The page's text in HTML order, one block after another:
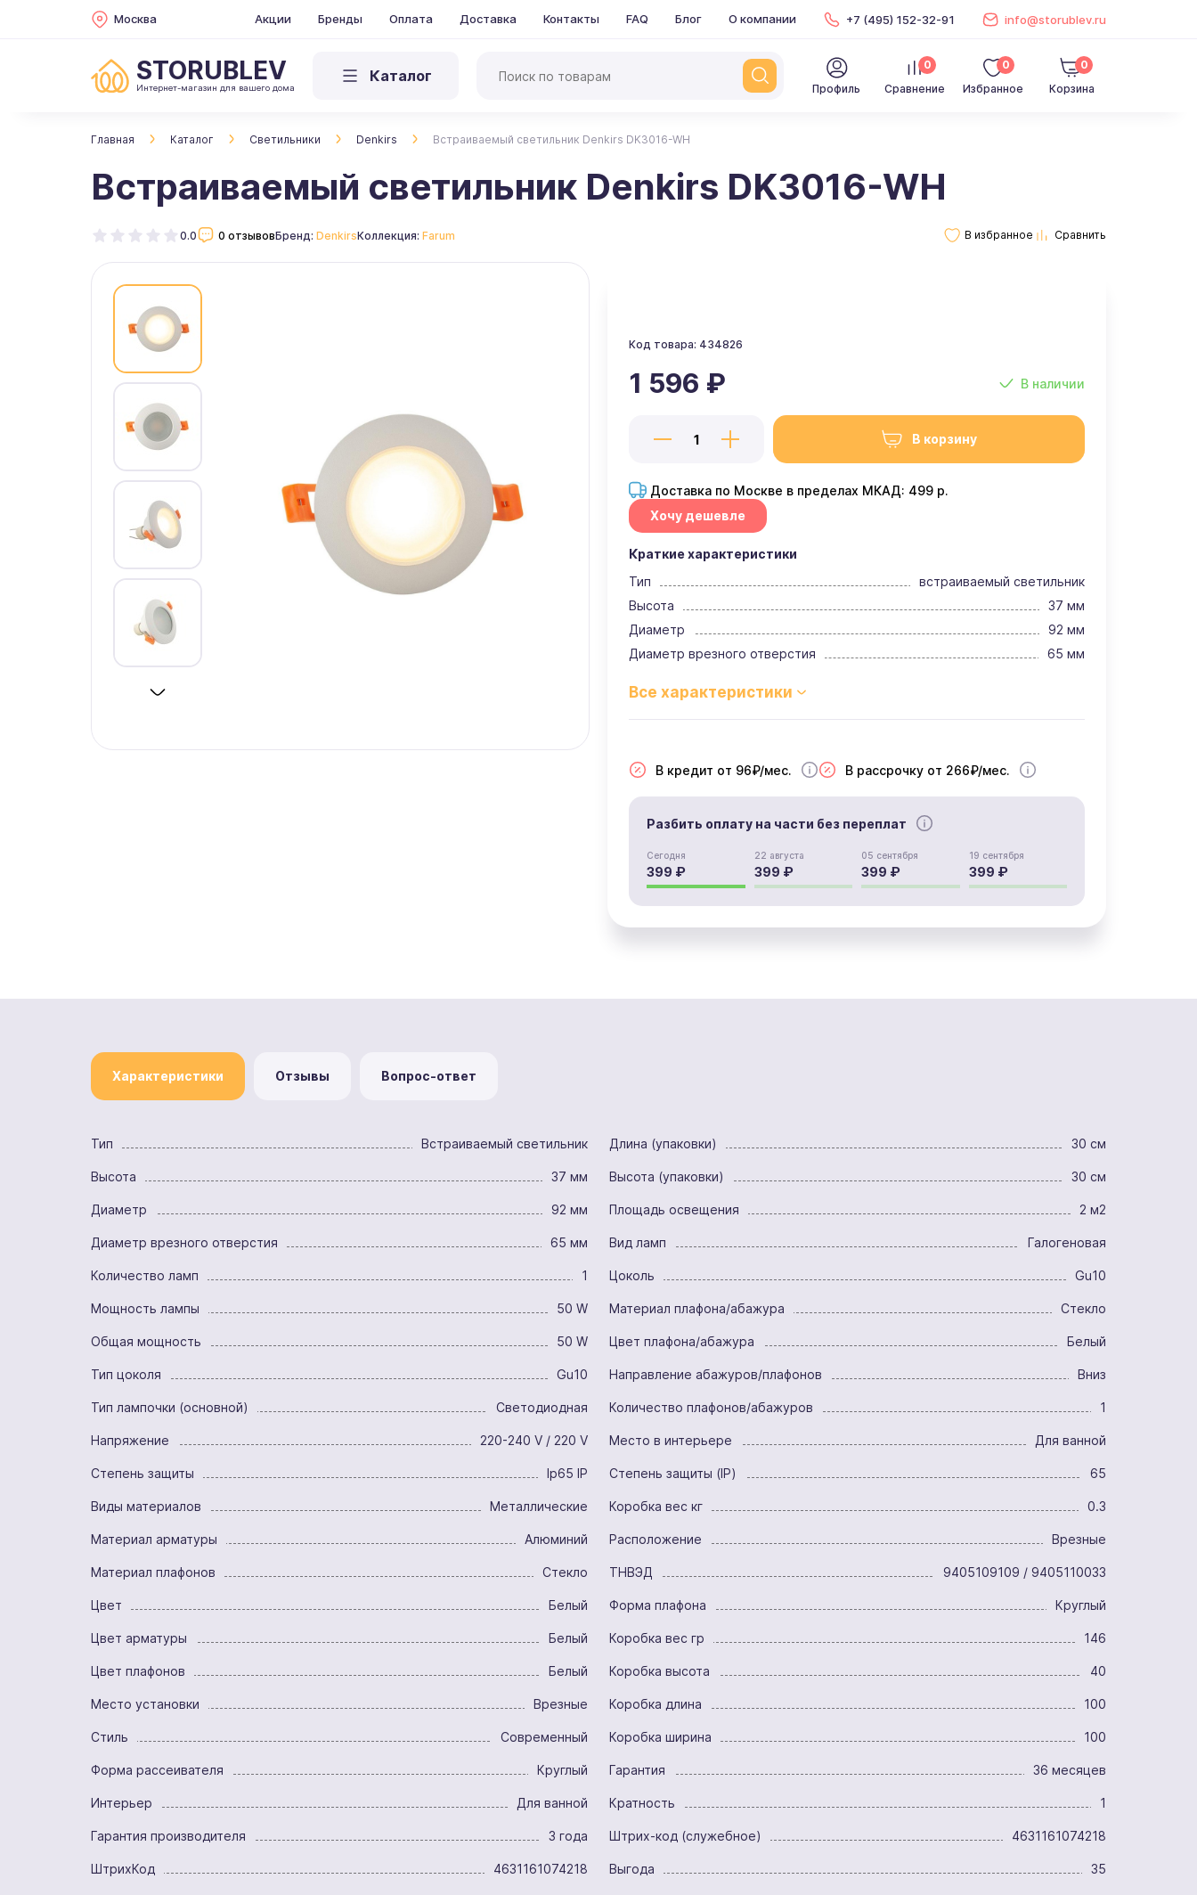
Москва Акции Бренды Оплата Доставка Контакты FAQ Блог О компании +7 (495) 152-32-91 info@storublev.ru
STORUBLEV
Интернет-магазин для вашего дома
Каталог
Профиль Сравнение
0
Избранное
0
Корзина
0
Главная Каталог Светильники Denkirs Встраиваемый светильник Denkirs DK3016-WH
Встраиваемый светильник Denkirs DK3016-WH
0.0 0 отзывовБренд: DenkirsКоллекция: Farum
Код товара: 434826
В наличии
1 596 ₽
В корзину
Доставка по Москве в пределах МКАД: 499 р.
Хочу дешевле
Краткие характеристики
Тип
встраиваемый светильник
Высота
37 мм
Диаметр
92 мм
Диаметр врезного отверстия
65 мм
В кредит от 96₽/мес. В рассрочку от 266₽/мес.
Разбить оплату на части без переплат
Сегодня
399 ₽
22 августа
399 ₽
05 сентября
399 ₽
19 сентября
399 ₽
Характеристики Отзывы Вопрос-ответ
Тип Встраиваемый светильник
Высота 37 мм
Диаметр 92 мм
Диаметр врезного отверстия 65 мм
Количество ламп 1
Мощность лампы 50 W
Общая мощность 50 W
Тип цоколя Gu10
Тип лампочки (основной) Светодиодная
Напряжение 220-240 V / 220 V
Степень защиты Ip65 IP
Виды материалов Металлические
Материал арматуры Алюминий
Материал плафонов Стекло
Цвет Белый
Цвет арматуры Белый
Цвет плафонов Белый
Место установки Врезные
Стиль Современный
Форма рассеивателя Круглый
Интерьер Для ванной
Гарантия производителя 3 года
ШтрихКод 4631161074218
Длина (упаковки) 30 см
Высота (упаковки) 30 см
Площадь освещения 2 м2
Вид ламп Галогеновая
Цоколь Gu10
Материал плафона/абажура Стекло
Цвет плафона/абажура Белый
Направление абажуров/плафонов Вниз
Количество плафонов/абажуров 1
Место в интерьере Для ванной
Степень защиты (IP) 65
Коробка вес кг 0.3
Расположение Врезные
ТНВЭД 9405109109 / 9405110033
Форма плафона Круглый
Коробка вес гр 146
Коробка высота 40
Коробка длина 100
Коробка ширина 100
Гарантия 36 месяцев
Кратность 1
Штрих-код (служебное) 4631161074218
Выгода 35